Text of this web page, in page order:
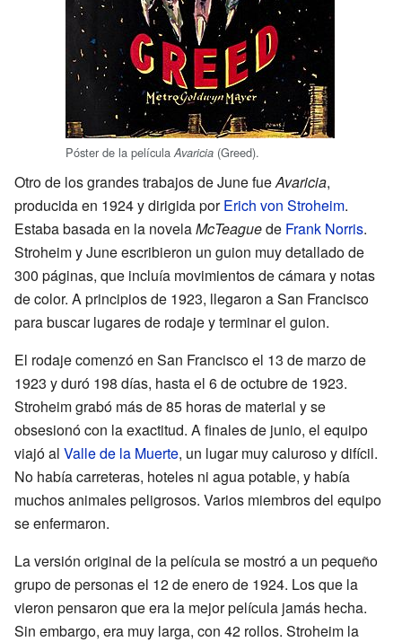
Póster de la películaAvaricia (Greed).
Otro de los grandes trabajos de June fueAvaricia,
producida en 1924 y dirigida porErich von Stroheim.
Estaba basada en la novelaMcTeaguede Frank Norris.
Stroheim y June escribieron un guion muy detallado de
300 páginas, que incluía movimientos de cámara y notas
de color. A principios de 1923, llegaron a San Francisco
para buscar lugares de rodaje y terminar el guion.
El rodaje comenzó en San Francisco el 13 de marzo de
1923 y duró 198 días, hasta el 6 de octubre de 1923.
Stroheim grabó más de 85 horas de material y se
obsesionó con la exactitud. A finales de junio, el equipo
viajó al Valle de la Muerte, un lugar muy caluroso y difícil.
No había carreteras, hoteles ni agua potable, y había
muchos animales peligrosos. Varios miembros del equipo
se enfermaron.
La versión original de la película se mostró a un pequeño
grupo de personas el 12 de enero de 1924. Los que la
vieron pensaron que era la mejor película jamás hecha.
Sin embargo, era muy larga, con 42 rollos. Stroheim la